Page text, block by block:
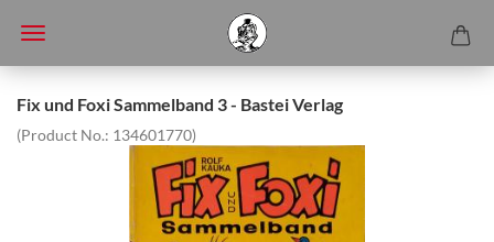
Fix und Foxi Sammelband 3 - Bastei Verlag
(Product No.: 134601770)